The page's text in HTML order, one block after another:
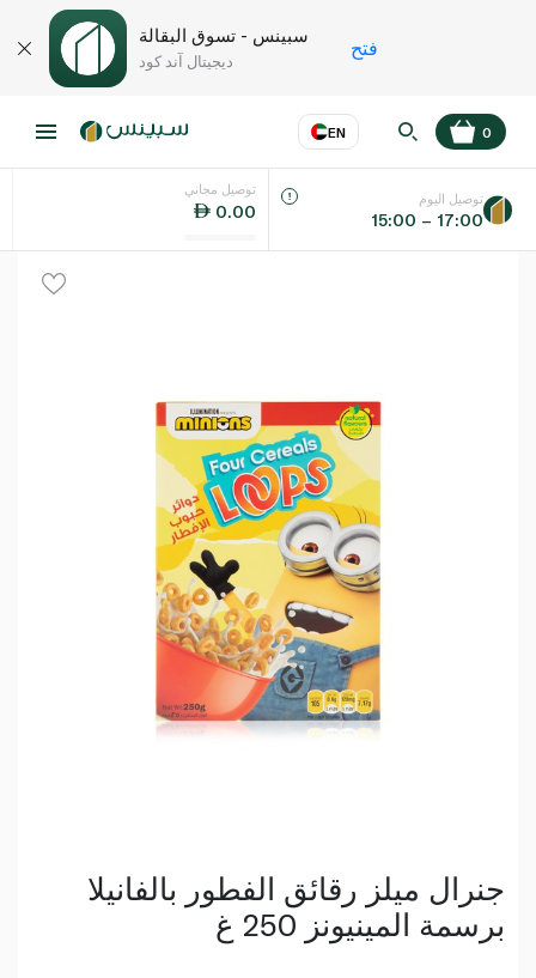
سبينس - تسوق البقالة
ديجيتال آند كود
فتح
EN
اللغة عر
0
توصيل مجاني
0.00
توصيل اليوم
15:00 – 17:00
جنرال ميلز رقائق الفطور بالفانيلا
برسمة المينيونز 250 غ